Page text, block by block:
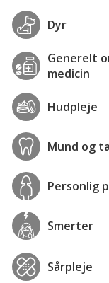
Dyr
Generelt
medicin
Hudpleje
Mund og
Personlig
Smerter
Sårpleje